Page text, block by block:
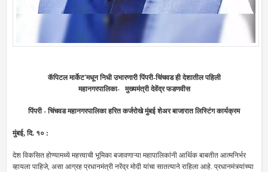
कॅपिटल मार्केट'मधून निधी उभारणारीपिंपरी-चिंचवड ही देशातील पहिली
महानगरपालिका- मुख्यमंत्री देवेंद्र फडणवीस
पिंपरी - चिंचवड महानगरपालिका हरित कर्जरोखे मुंबई शेअर बाजारात लिस्टिंग कार्यक्रम
मुंबई, दि. १० :
देश विकसित होण्यामध्ये महत्त्वाची भूमिका बजावणाऱ्या महापालिकांनी आर्थिक बाबतीत आत्मनिर्भर
व्हायला पाहिजे, असा आग्रह प्रधानमंत्री नरेंद्र मोदी यांचा सातत्याने राहिला आहे. प्रधानमंत्र्यांच्या